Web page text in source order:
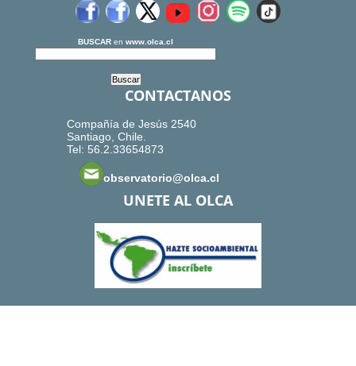
BUSCAR en www.olca.cl
CONTACTANOS
Compañía de Jesús 2540
Santiago, Chile.
Tel: 56.2.33654873
observatorio@olca.cl
UNETE AL OLCA